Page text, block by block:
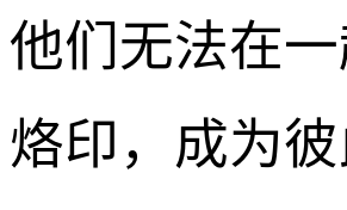
他们无法在
烙印，成为